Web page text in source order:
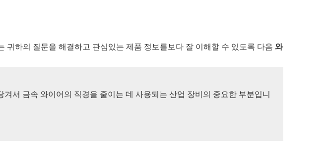
귀하의 질문을 해결하고 관심있는 제품 정보를보다 잘 이해할 수 있도록 다음 와
서 금속 와이어의 직경을 줄이는 데 사용되는 산업 장비의 중요한 부분입니